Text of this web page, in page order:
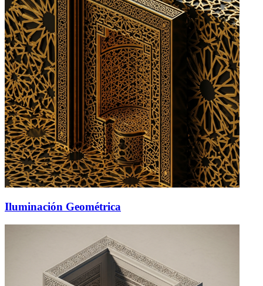
Iluminación Geométrica